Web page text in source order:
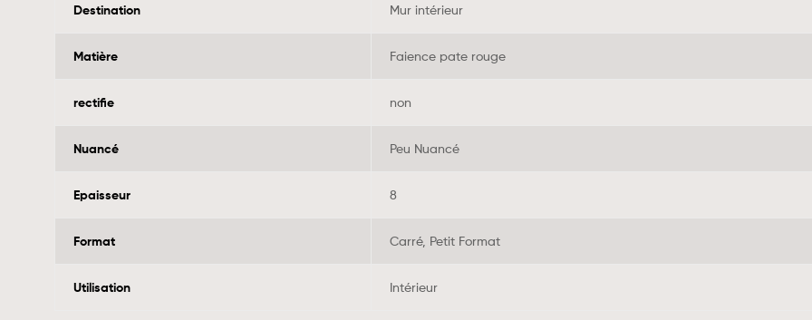
Destination Mur intérieur
Matière Faience pate rouge
rectifie non
Nuancé Peu Nuancé
Epaisseur 8
Format Carré, Petit Format
Utilisation Intérieur